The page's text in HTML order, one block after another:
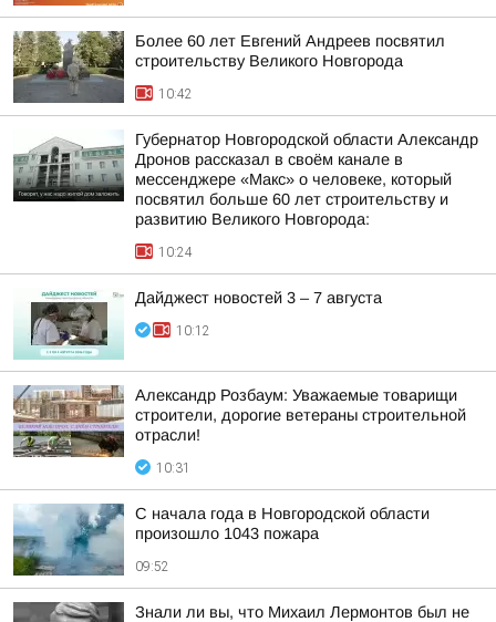
Более 60 лет Евгений Андреев посвятил
строительству Великого Новгорода
10:42
Губернатор Новгородской области Александр
Дронов рассказал в своём канале в
мессенджере «Макс» о человеке, который
посвятил больше 60 лет строительству и
развитию Великого Новгорода:
10:24
Дайджест новостей 3 – 7 августа
10:12
Александр Розбаум: Уважаемые товарищи
строители, дорогие ветераны строительной
отрасли!
10:31
С начала года в Новгородской области
произошло 1043 пожара
09:52
Знали ли вы, что Михаил Лермонтов был не